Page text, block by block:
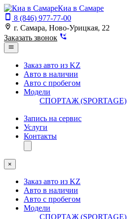
Киа в Самаре
8 (846) 977-77-00
г. Самара, Ново-Урицкая, 22
Заказать звонок
Заказ авто из KZ
Авто в наличии
Авто с пробегом
Модели
СПОРТАЖ (SPORTAGE)
Запись на сервис
Услуги
Контакты
×
Заказ авто из KZ
Авто в наличии
Авто с пробегом
Модели
СПОРТАЖ (SPORTAGE)